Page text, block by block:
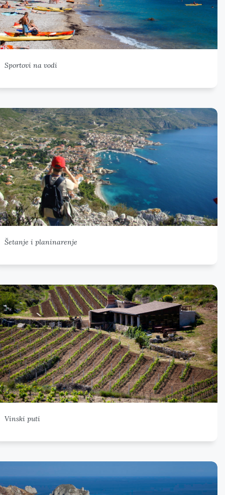
Sportovi na vodi
Šetanje i planinarenje
Vinski puti